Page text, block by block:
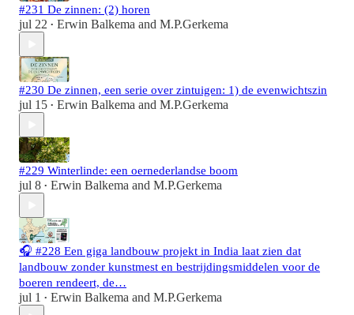
#231 De zinnen: (2) horen
jul 22 • Erwin Balkema and M.P.Gerkema
#230 De zinnen, een serie over zintuigen: 1) de evenwichtszin
jul 15 • Erwin Balkema and M.P.Gerkema
#229 Winterlinde: een oernederlandse boom
jul 8 • Erwin Balkema and M.P.Gerkema
🎧 #228 Een giga landbouw projekt in India laat zien dat
landbouw zonder kunstmest en bestrijdingsmiddelen voor de
boeren rendeert, de…
jul 1 • Erwin Balkema and M.P.Gerkema